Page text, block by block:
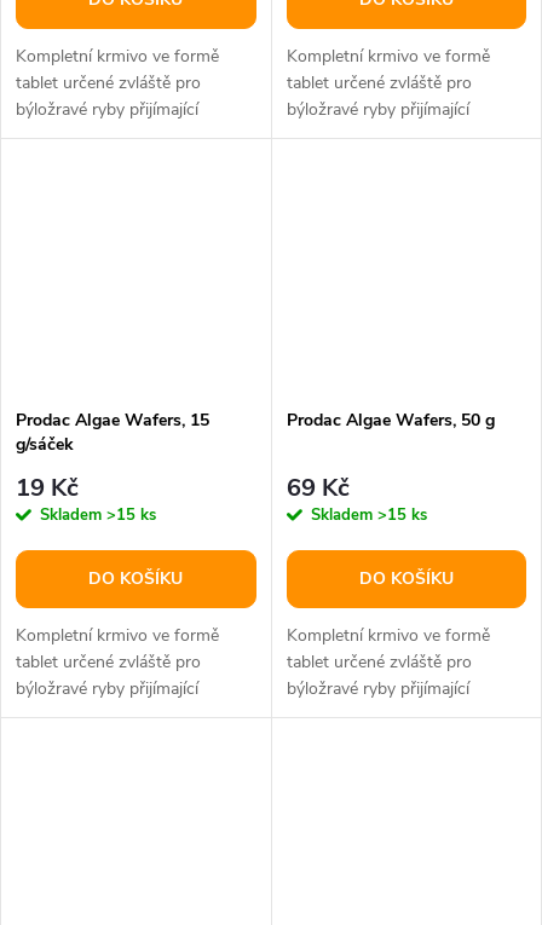
Kompletní krmivo ve formě
tablet určené zvláště pro
býložravé ryby přijímající
potravu ze dna.Složení: rybí
Kompletní krmivo ve formě
tablet určené zvláště pro
býložravé ryby přijímající
potravu ze dna.Složení: rybí
Prodac Algae Wafers, 15
g/sáček
19 Kč
Skladem >15 ks
DO KOŠÍKU
Kompletní krmivo ve formě
tablet určené zvláště pro
býložravé ryby přijímající
potravu ze dna.Složení: rybí
Prodac Algae Wafers, 50 g
69 Kč
Skladem >15 ks
DO KOŠÍKU
Kompletní krmivo ve formě
tablet určené zvláště pro
býložravé ryby přijímající
potravu ze dna.Složení: rybí